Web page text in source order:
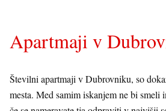
Apartmaji v
Številni apartmaji v Dubrovniku, so
mesta. Med samim iskanjem ne bi smeli